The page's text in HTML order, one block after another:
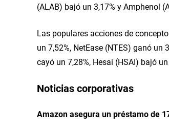
(ALAB) bajó un 3,17% y Amphenol
Las populares acciones de
un 7,52%, NetEase (NTES) ganó
cayó un 7,28%, Hesai (HSAI) bajó
Noticias corporativas
Amazon asegura un préstamo de